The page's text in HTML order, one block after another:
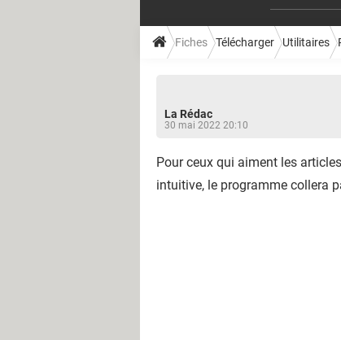
Fiches Télécharger Utilitaires
La Rédac
30 mai 2022 20:10
Pour ceux qui aiment les
intuitive, le programme collera